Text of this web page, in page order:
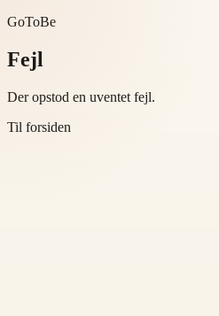
GoToBe
Fejl
Der opstod en uventet fejl.
Til forsiden